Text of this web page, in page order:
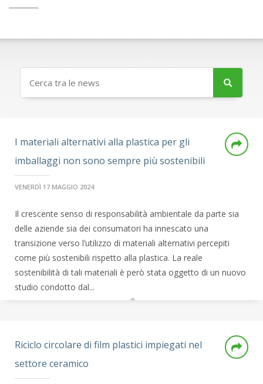
I materiali alternativi alla plastica per gli
imballaggi non sono sempre più sostenibili
VENERDÌ 17 MAGGIO 2024
Il crescente senso di responsabilità ambientale da parte sia
delle aziende sia dei consumatori ha innescato una
transizione verso l’utilizzo di materiali alternativi percepiti
come più sostenibili rispetto alla plastica. La reale
sostenibilità di tali materiali è però stata oggetto di un nuovo
studio condotto dal...
Riciclo circolare di film plastici impiegati nel
settore ceramico